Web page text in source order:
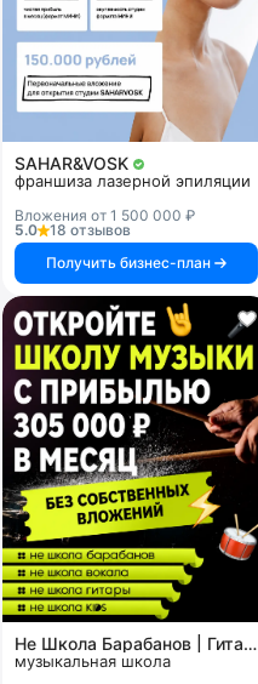
SAHAR&VOSK
франшиза лазерной эпиляции
Вложения от 1 500 000 ₽
5.0
18 отзывов
Получить бизнес-план
Не Школа Барабанов | Гитары | Вокала | KIDS
музыкальная школа